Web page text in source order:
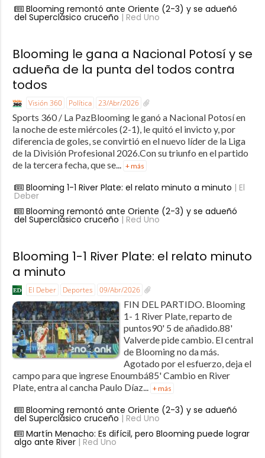
Blooming remontó ante Oriente (2-3) y se adueñó
del Superclásico cruceño | Red Uno
Blooming le gana a Nacional Potosí y se
adueña de la punta del todos contra
todos
Visión 360 Política 23/Abr/2026
Sports 360 / La PazBlooming le ganó a Nacional Potosí en
la noche de este miércoles (2-1), le quitó el invicto y, por
diferencia de goles, se convirtió en el nuevo líder de la Liga
de la División Profesional 2026.Con su triunfo en el partido
de la tercera fecha, que se...
+ más
Blooming 1-1 River Plate: el relato minuto a minuto | El
Deber
Blooming remontó ante Oriente (2-3) y se adueñó
del Superclásico cruceño | Red Uno
Blooming 1-1 River Plate: el relato minuto
a minuto
El Deber Deportes 09/Abr/2026
FIN DEL PARTIDO. Blooming
1- 1 River Plate, reparto de
puntos90' 5 de añadido.88'
Valverde pide cambio. El central
de Blooming no da más.
Agotado por el esfuerzo, deja el
campo para que ingrese Enoumbá85' Cambio en River
Plate, entra al cancha Paulo Díaz...
+ más
Blooming remontó ante Oriente (2-3) y se adueñó
del Superclásico cruceño | Red Uno
Martín Menacho: Es difícil, pero Blooming puede lograr
algo ante River| Red Uno